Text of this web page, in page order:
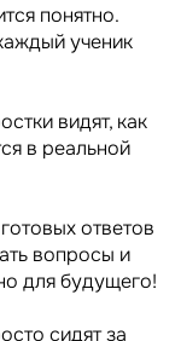
понятно.
ученик
видят, как
в реальной
ответов
вопросы и
для будущего!
сидят за